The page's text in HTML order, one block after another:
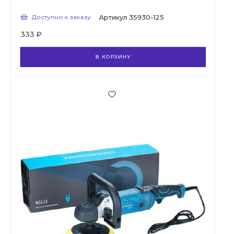
Доступно к заказу Артикул 35930-125
333 ₽
В КОРЗИНУ